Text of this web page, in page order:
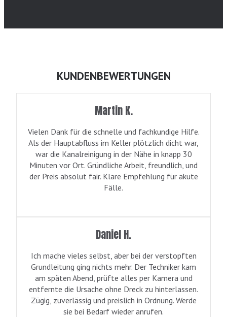
KUNDENBEWERTUNGEN
Martin K.
Vielen Dank für die schnelle und fachkundige Hilfe.
Als der Hauptabfluss im Keller plötzlich dicht war,
war die Kanalreinigung in der Nähe in knapp 30
Minuten vor Ort. Gründliche Arbeit, freundlich, und
der Preis absolut fair. Klare Empfehlung für akute
Fälle.
Daniel H.
Ich mache vieles selbst, aber bei der verstopften
Grundleitung ging nichts mehr. Der Techniker kam
am späten Abend, prüfte alles per Kamera und
entfernte die Ursache ohne Dreck zu hinterlassen.
Zügig, zuverlässig und preislich in Ordnung. Werde
sie bei Bedarf wieder anrufen.